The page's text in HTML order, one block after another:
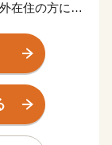
在住の方に、
された後のお